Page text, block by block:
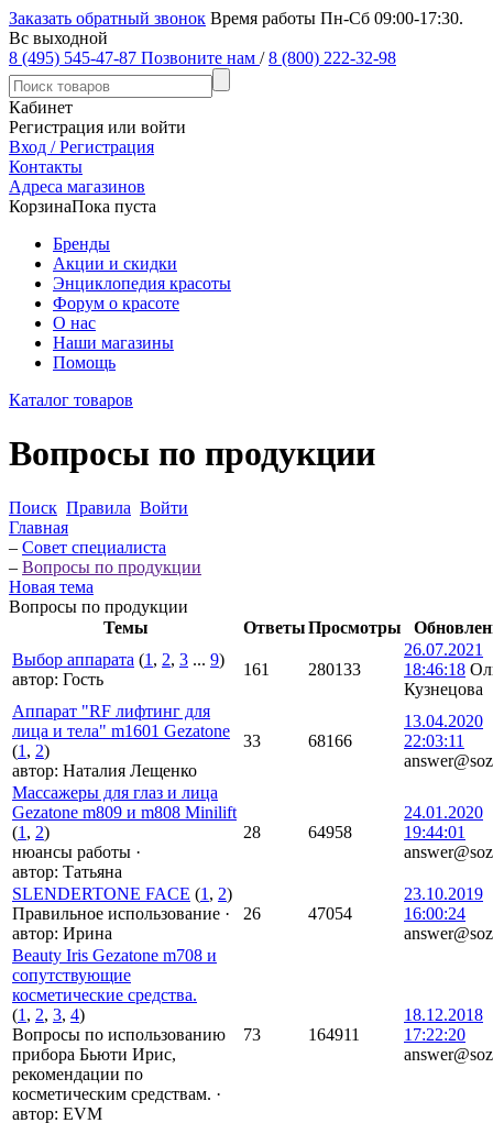
Заказать обратный звонок Время работы Пн-Сб 09:00-17:30.
Вс выходной
8 (495) 545-47-87 Позвоните нам / 8 (800) 222-32-98
Кабинет
Регистрация или войти
Вход / Регистрация
Контакты
Адреса магазинов
КорзинаПока пуста
Бренды
Акции и скидки
Энциклопедия красоты
Форум о красоте
О нас
Наши магазины
Помощь
Каталог товаров
Вопросы по продукции
Поиск Правила Войти
Главная
– Совет специалиста
– Вопросы по продукции
Новая тема
Вопросы по продукции
Темы
ОтветыПросмотры
Выбор аппарата (1 , 2, 3 ... 9)
автор: Гость
161 280133
26.07.2021
18:46:18
Кузнецова
Аппарат "RF лифтинг для
лица и тела" m1601 Gezatone
(1 , 2)
автор: Наталия Лещенко
33 68166
13.04.2020
22:03:11
Массажеры для глаз и лица
Gezatone m809 и m808 Minilift
(1 , 2)
нюансы работы ·
автор: Татьяна
28 64958
24.01.2020
19:44:01
SLENDERTONE FACE (1 , 2)
Правильное использование ·
автор: Ирина
26 47054
23.10.2019
16:00:24
Beauty Iris Gezatone m708 и
сопутствующие
косметические средства.
(1 , 2, 3, 4)
Вопросы по использованию
прибора Бьюти Ирис,
рекомендации по
косметическим средствам. ·
автор: EVM
73 164911
18.12.2018
17:22:20